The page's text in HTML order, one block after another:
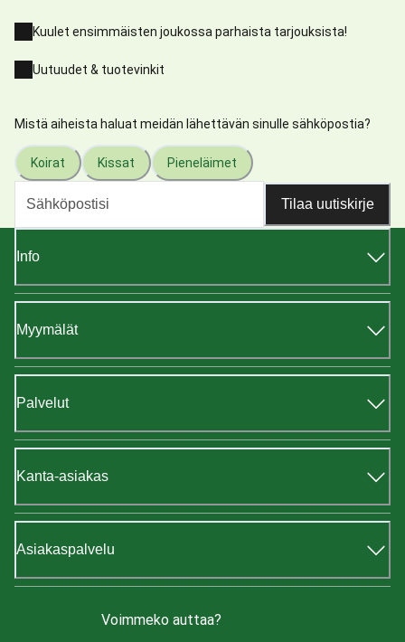
Kuulet ensimmäisten joukossa parhaista tarjouksista!
Uutuudet & tuotevinkit
Mistä aiheista haluat meidän lähettävän sinulle sähköpostia?
Koirat Kissat Pieneläimet
Tilaa uutiskirje
Info
Myymälät
Palvelut
Kanta-asiakas
Asiakaspalvelu
Voimmeko auttaa?